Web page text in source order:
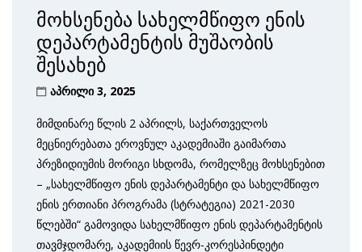
მოხსენება სახელმწიფო ენის
დეპარტამენტის მუშაობის
შესახებ
აპრილი 3, 2025
მიმდინარე წლის 2 აპრილს, საქართველოს
მეცნიერებათა ეროვნულ აკადემიაში გაიმართა
პრეზიდიუმის მორიგი სხდომა, რომელზეც მოხსენებით
– „სახელმწიფო ენის დეპარტამენტი და სახელმწიფო
ენის ერთიანი პროგრამა (სტრატეგია) 2021-2030
წლებში“ გამოვიდა სახელმწიფო ენის დეპარტამენტის
თავმჯდომარე, აკადემიის წევრ-კორესპინდეტი